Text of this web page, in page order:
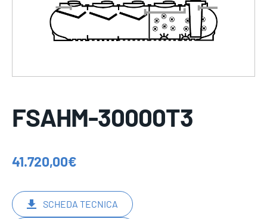
FSAHM-30000T3
41.720,00€
SCHEDA TECNICA